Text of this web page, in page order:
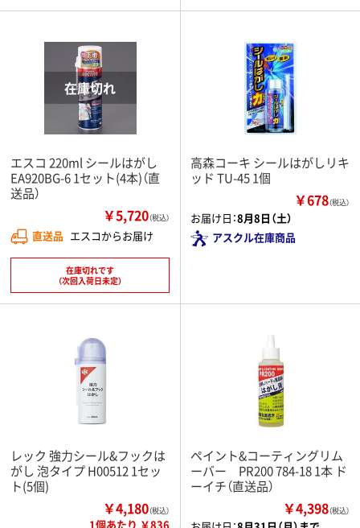
エスコ 220ml シールはがし
EA920BG-6 1セット(4本)（直
送品）
￥5,720（税込）
直送品 エスコからお届け
在庫切れです
（次回入荷日未定）
高森コーキ シールはがしリキ
ッド TU-45 1個
￥678（税込）
お届け日：8月8日（土）
アスクル在庫商品
レック 強力シール&フックは
がし 泡タイプ H00512 1セッ
ト(5個)
￥4,180（税込）
1個あたり ￥836
ペイント&コーティングリム
ーバー PR200 784-18 1本 ド
ーイチ（直送品）
￥4,398（税込）